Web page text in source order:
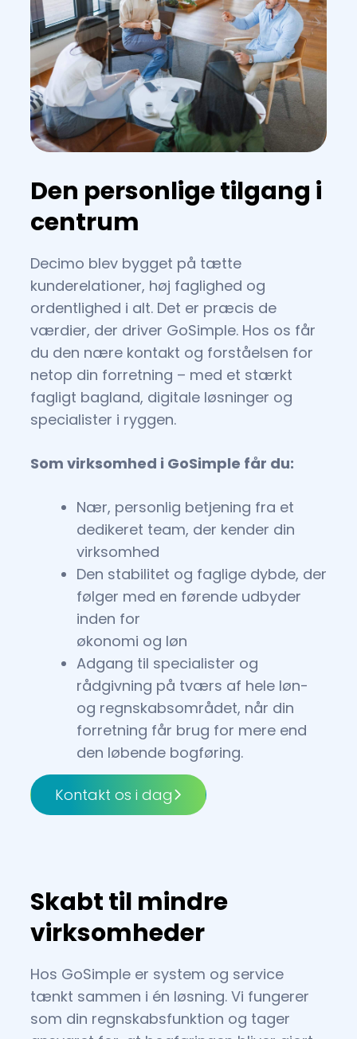
Den personlige tilgang i
centrum
Decimo blev bygget på tætte
kunderelationer, høj faglighed og
ordentlighed i alt. Det er præcis de
værdier, der driver GoSimple. Hos os får
du den nære kontakt og forståelsen for
netop din forretning – med et stærkt
fagligt bagland, digitale løsninger og
specialister i ryggen.
Som virksomhed i GoSimple får du:
Nær, personlig betjening fra et
dedikeret team, der kender din
virksomhed
Den stabilitet og faglige dybde, der
følger med en førende udbyder
inden for
økonomi og løn
Adgang til specialister og
rådgivning på tværs af hele løn-
og regnskabsområdet, når din
forretning får brug for mere end
den løbende bogføring.
Kontakt os i dag
Skabt til mindre
virksomheder
Hos GoSimple er system og service
tænkt sammen i én løsning. Vi fungerer
som din regnskabsfunktion og tager